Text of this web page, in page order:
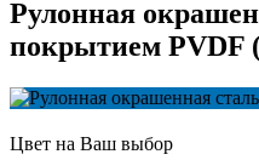
Рулонная
покрытием
Цвет на Ваш выбор